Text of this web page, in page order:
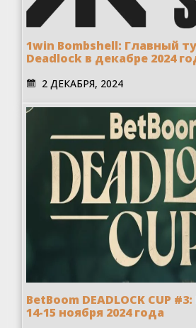
1win Bombshell: Главный
Deadlock в декабре 2024
2 ДЕКАБРЯ, 2024
BetBoom DEADLOCK CUP
14-15 ноября 2024 года